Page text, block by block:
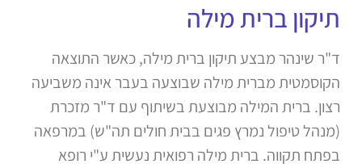
תיקון ברית מילה
ד"ר שינהר מבצע תיקון ברית מילה, כאשר התוצאה
הקוסמטית מברית מילה שבוצעה בעבר אינה משביעה
רצון. ברית המילה מבוצעת בשיתוף עם ד"ר מזכרת
(מנהל טיפול נמרץ פגים בבית חולים תה"ש) במרפאה
בפתח תקווה. ברית מילה רפואית נעשית ע"י רופא